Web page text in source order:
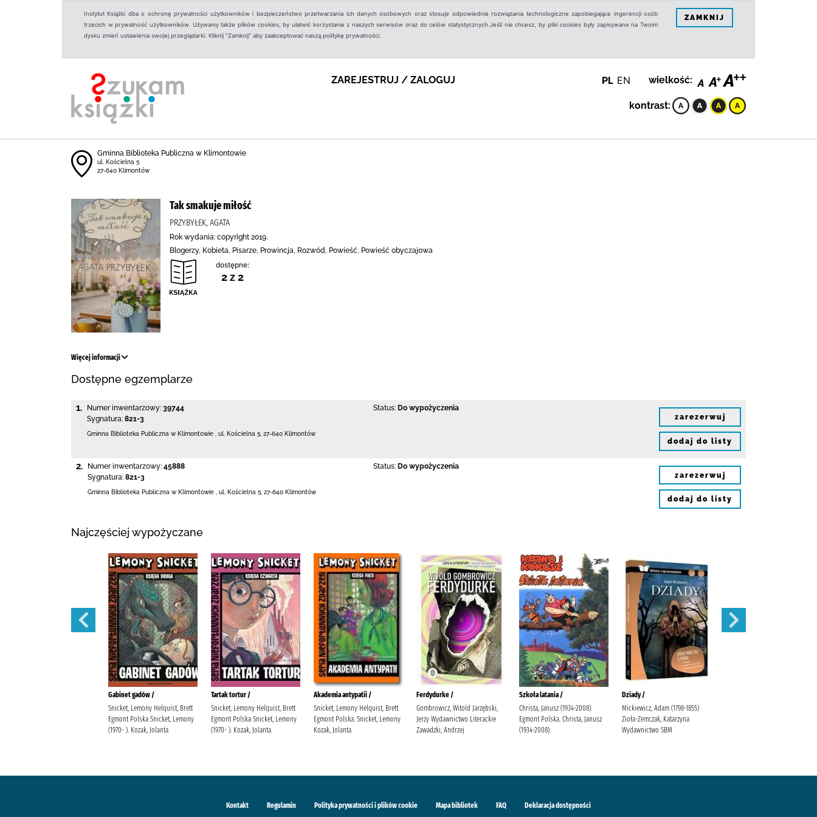
Instytut Książki dba o ochronę prywatności użytkowników i bezpieczeństwo przetwarzania ich danych osobowych oraz stosuje odpowiednie rozwiązania technologiczne zapobiegające ingerencji osób
trzecich w prywatność użytkowników. Używamy także plików cookies, by ułatwić korzystanie z naszych serwisów oraz do celów statystycznych.Jeśli nie chcesz, by pliki cookies były zapisywane na Twoim
dysku zmień ustawienia swojej przeglądarki. Kliknij "Zamknij" aby zaakceptować naszą politykę prywatności.
ZAMKNIJ
ZAREJESTRUJ / ZALOGUJ PL EN wielkość:
kontrast:
Gminna Biblioteka Publiczna w Klimontowie
ul. Kościelna 5
27-640 Klimontów
Tak smakuje miłość
PRZYBYŁEK, AGATA
Rok wydania: copyright 2019.
Blogerzy, Kobieta, Pisarze, Prowincja, Rozwód, Powieść, Powieść obyczajowa
dostępne:
2 z 2
Więcej informacji
Dostępne egzemplarze
1. Numer inwentarzowy: 39744
Sygnatura: 821-3
Status: Do wypożyczenia
Gminna Biblioteka Publiczna w Klimontowie ul. Kościelna 5 27-640 Klimontów
zarezerwuj
dodaj do listy
2. Numer inwentarzowy: 45888
Sygnatura: 821-3
Status: Do wypożyczenia
Gminna Biblioteka Publiczna w Klimontowie ul. Kościelna 5 27-640 Klimontów
zarezerwuj
dodaj do listy
Najczęściej wypożyczane
Gabinet gadów /
Snicket, Lemony Helquist, Brett
Egmont Polska Snicket, Lemony
(1970- ). Kozak, Jolanta
Tartak tortur /
Snicket, Lemony Helquist, Brett
Egmont Polska Snicket, Lemony
(1970- ). Kozak, Jolanta
Akademia antypatii /
Snicket, Lemony Helquist, Brett
Egmont Polska. Snicket, Lemony
Kozak, Jolanta
Ferdydurke /
Gombrowicz, Witold Jarzębski,
Jerzy Wydawnictwo Literackie
Zawadzki, Andrzej
Szkoła latania /
Christa, Janusz (1934-2008).
Egmont Polska. Christa, Janusz
(1934-2008).
Dziady /
Mickiewicz, Adam (1798-1855)
Zioła-Zemczak, Katarzyna
Wydawnictwo SBM
Kontakt Regulamin Polityka prywatności i plików cookie Mapa bibliotek FAQ Deklaracja dostępności